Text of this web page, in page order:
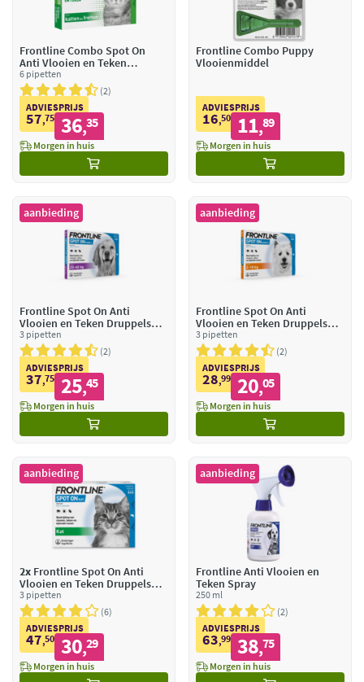
Frontline Combo Spot On
Anti Vlooien en Teken
Druppels Kat vanaf 1 kg
6 pipetten
2
ADVIESPRIJS
57,75 36,35
Morgen in huis
Frontline Combo Puppy
Vlooienmiddel
ADVIESPRIJS
16,50 11,89
Morgen in huis
aanbieding
Frontline Spot On Anti
Vlooien en Teken Druppels
Hond L 20 - 40 kg
3 pipetten
2
ADVIESPRIJS
37,75 25,45
Morgen in huis
aanbieding
Frontline Spot On Anti
Vlooien en Teken Druppels
Hond S 2 tot 10 kg
3 pipetten
2
ADVIESPRIJS
28,99 20,05
Morgen in huis
aanbieding
2x Frontline Spot On Anti
Vlooien en Teken Druppels
Kat vanaf 1 kg
3 pipetten
6
ADVIESPRIJS
47,50 30,29
Morgen in huis
aanbieding
Frontline Anti Vlooien en
Teken Spray
250 ml
2
ADVIESPRIJS
63,99 38,75
Morgen in huis